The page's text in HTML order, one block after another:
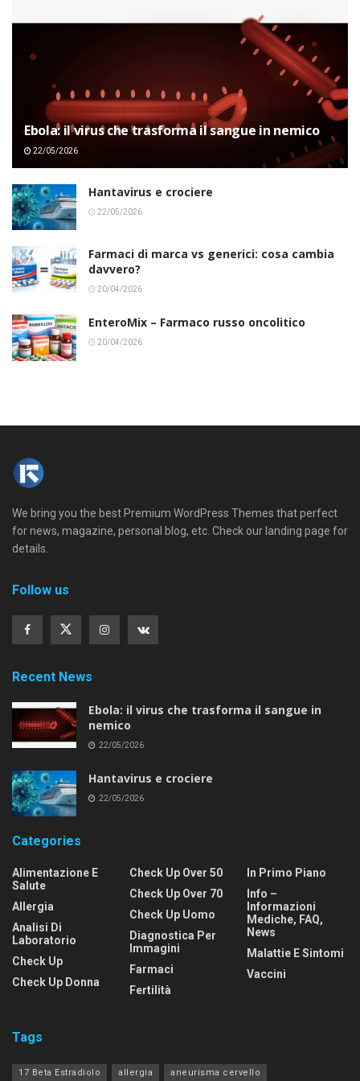
Ebola: il virus che trasforma il sangue in nemico
22/05/2026
Hantavirus e crociere
22/05/2026
Farmaci di marca vs generici: cosa cambia
davvero?
20/04/2026
EnteroMix – Farmaco russo oncolitico
20/04/2026
We bring you the best Premium WordPress Themes that perfect
for news, magazine, personal blog, etc. Check our landing page for
details.
Follow us
Recent News
Ebola: il virus che trasforma il sangue in
nemico
22/05/2026
Hantavirus e crociere
22/05/2026
Categories
Alimentazione E
Salute
Allergia
Analisi Di
Laboratorio
Check Up
Check Up Donna
Check Up Over 50
Check Up Over 70
Check Up Uomo
Diagnostica Per
Immagini
Farmaci
Fertilità
In Primo Piano
Info –
Informazioni
Mediche, FAQ,
News
Malattie E Sintomi
Vaccini
Tags
17 Beta Estradiolo allergia aneurisma cervello